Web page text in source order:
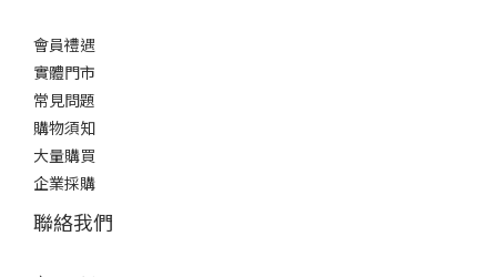
會員禮遇
實體門市
常見問題
購物須知
大量購買
企業採購
聯絡我們